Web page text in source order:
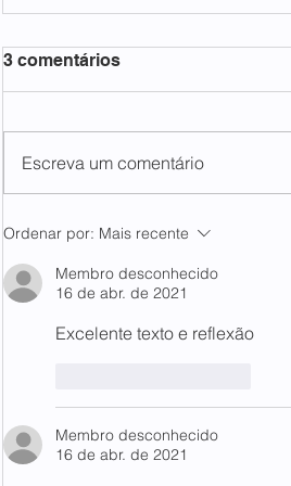
Uma formação que
ultrapassa o campo
acadêmico: relato de um
aluno da Pós-Graduação
3 comentários
Escreva um comentário
Ordenar por: Mais recente
Membro desconhecido
16 de abr. de 2021
Excelente texto e reflexão
Membro desconhecido
16 de abr. de 2021